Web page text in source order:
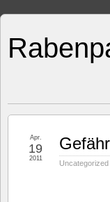
Uncategorized
Apr.
19
2011